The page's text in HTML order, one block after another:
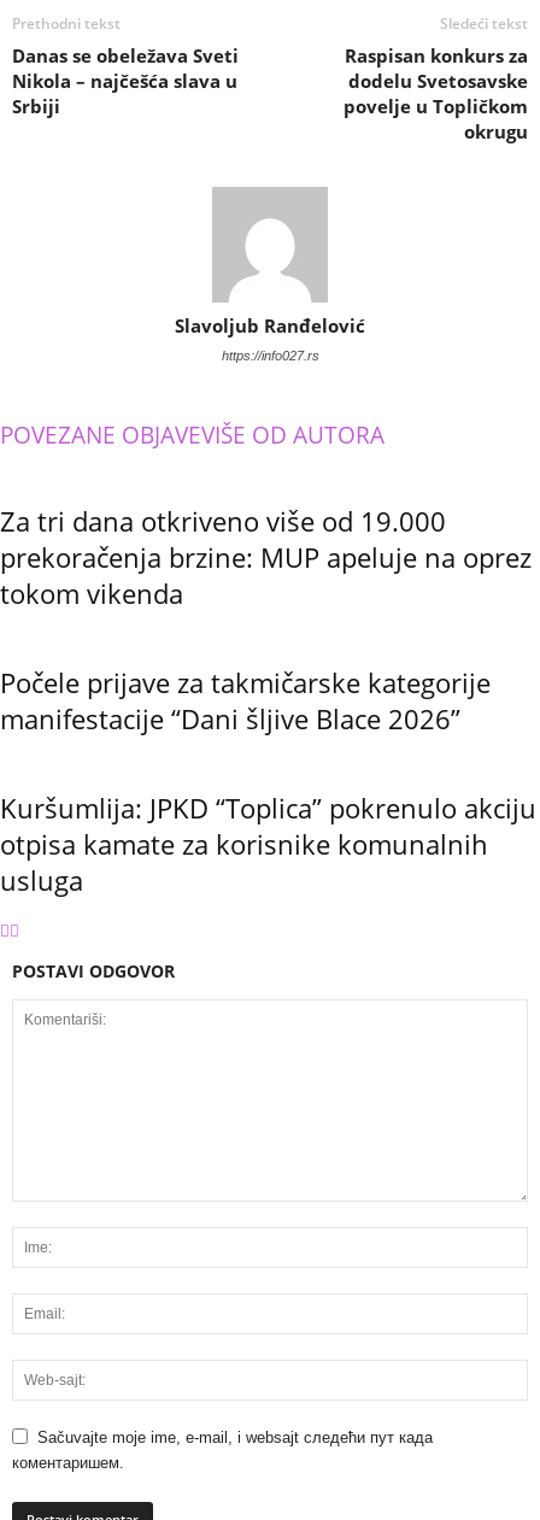
Prethodni tekst
Danas se obeležava Sveti
Nikola – najčešća slava u
Srbiji
Sledeći tekst
Raspisan konkurs za
dodelu Svetosavske
povelje u Topličkom
okrugu
Slavoljub Ranđelović
https://info027.rs
POVEZANE OBJAVEVIŠE OD AUTORA
Za tri dana otkriveno više od 19.000
prekoračenja brzine: MUP apeluje na oprez
tokom vikenda
Počele prijave za takmičarske kategorije
manifestacije “Dani šljive Blace 2026”
Kuršumlija: JPKD “Toplica” pokrenulo akciju
otpisa kamate za korisnike komunalnih
usluga
POSTAVI ODGOVOR
Sačuvajte moje ime, e-mail, i websajt следећи пут када
коментаришем.